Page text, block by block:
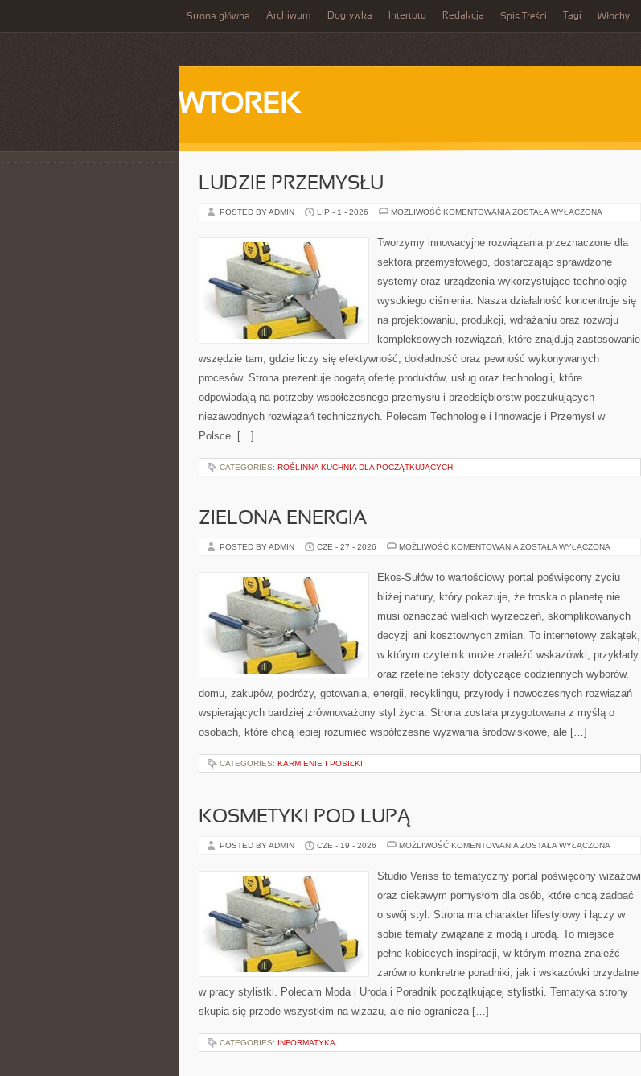
Strona główna Archiwum Dogrywka Intertoto Redakcja Spis Treści Tagi Włochy
WTOREK
LUDZIE PRZEMYSŁU
POSTED BY ADMIN LIP - 1 - 2026 MOŻLIWOŚĆ KOMENTOWANIA LUDZIE
ZOSTAŁA WYŁĄCZONA
Tworzymy innowacyjne rozwiązania przeznaczone dla
sektora przemysłowego, dostarczając sprawdzone
systemy oraz urządzenia wykorzystujące technologię
wysokiego ciśnienia. Nasza działalność koncentruje się
na projektowaniu, produkcji, wdrażaniu oraz rozwoju
kompleksowych rozwiązań, które znajdują zastosowanie
wszędzie tam, gdzie liczy się efektywność, dokładność oraz pewność wykonywanych
procesów. Strona prezentuje bogatą ofertę produktów, usług oraz technologii, które
odpowiadają na potrzeby współczesnego przemysłu i przedsiębiorstw poszukujących
niezawodnych rozwiązań technicznych. Polecam Technologie i Innowacje i Przemysł w
Polsce. […]
CATEGORIES: ROŚLINNA KUCHNIA DLA POCZĄTKUJĄCYCH
ZIELONA ENERGIA
POSTED BY ADMIN CZE - 27 - 2026 MOŻLIWOŚĆ KOMENTOWANIA ZIELONA
ZOSTAŁA WYŁĄCZONA
Ekos-Sułów to wartościowy portal poświęcony życiu
bliżej natury, który pokazuje, że troska o planetę nie
musi oznaczać wielkich wyrzeczeń, skomplikowanych
decyzji ani kosztownych zmian. To internetowy zakątek,
w którym czytelnik może znaleźć wskazówki, przykłady
oraz rzetelne teksty dotyczące codziennych wyborów,
domu, zakupów, podróży, gotowania, energii, recyklingu, przyrody i nowoczesnych rozwiązań
wspierających bardziej zrównoważony styl życia. Strona została przygotowana z myślą o
osobach, które chcą lepiej rozumieć współczesne wyzwania środowiskowe, ale […]
CATEGORIES: KARMIENIE I POSIŁKI
KOSMETYKI POD LUPĄ
POSTED BY ADMIN CZE - 19 - 2026 MOŻLIWOŚĆ KOMENTOWANIA KOSMETYKI
ZOSTAŁA WYŁĄCZONA
Studio Veriss to tematyczny portal poświęcony wizażowi
oraz ciekawym pomysłom dla osób, które chcą zadbać
o swój styl. Strona ma charakter lifestylowy i łączy w
sobie tematy związane z modą i urodą. To miejsce
pełne kobiecych inspiracji, w którym można znaleźć
zarówno konkretne poradniki, jak i wskazówki przydatne
w pracy stylistki. Polecam Moda i Uroda i Poradnik początkującej stylistki. Tematyka strony
skupia się przede wszystkim na wizażu, ale nie ogranicza […]
CATEGORIES: INFORMATYKA